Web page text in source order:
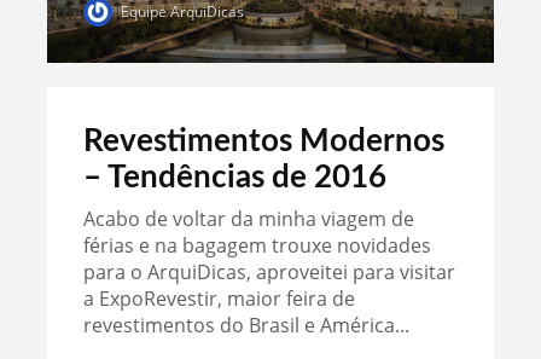
Equipe ArquiDicas
Revestimentos Modernos
– Tendências de 2016
Acabo de voltar da minha viagem de
férias e na bagagem trouxe novidades
para o ArquiDicas, aproveitei para visitar
a ExpoRevestir, maior feira de
revestimentos do Brasil e América...